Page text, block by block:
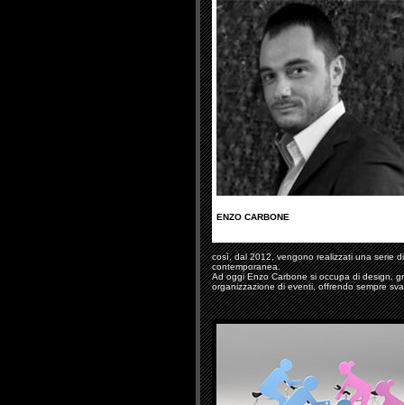
ENZO CARBONE
così, dal 2012, vengono realizzati una serie
contemporanea.
Ad oggi Enzo Carbone si occupa di design,
organizzazione di eventi, offrendo sempre